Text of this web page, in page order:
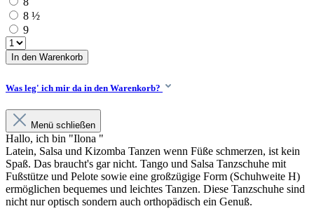
8 ½
9
In den Warenkorb
Was leg' ich mir da in den Warenkorb?
Menü schließen
Hallo, ich bin "Ilona "
Latein, Salsa und Kizomba Tanzen wenn Füße schmerzen, ist kein
Spaß. Das braucht's gar nicht. Tango und Salsa Tanzschuhe mit
Fußstütze und Pelote sowie eine großzügige Form (Schuhweite H)
ermöglichen bequemes und leichtes Tanzen. Diese Tanzschuhe sind
nicht nur optisch sondern auch orthopädisch ein Genuß.